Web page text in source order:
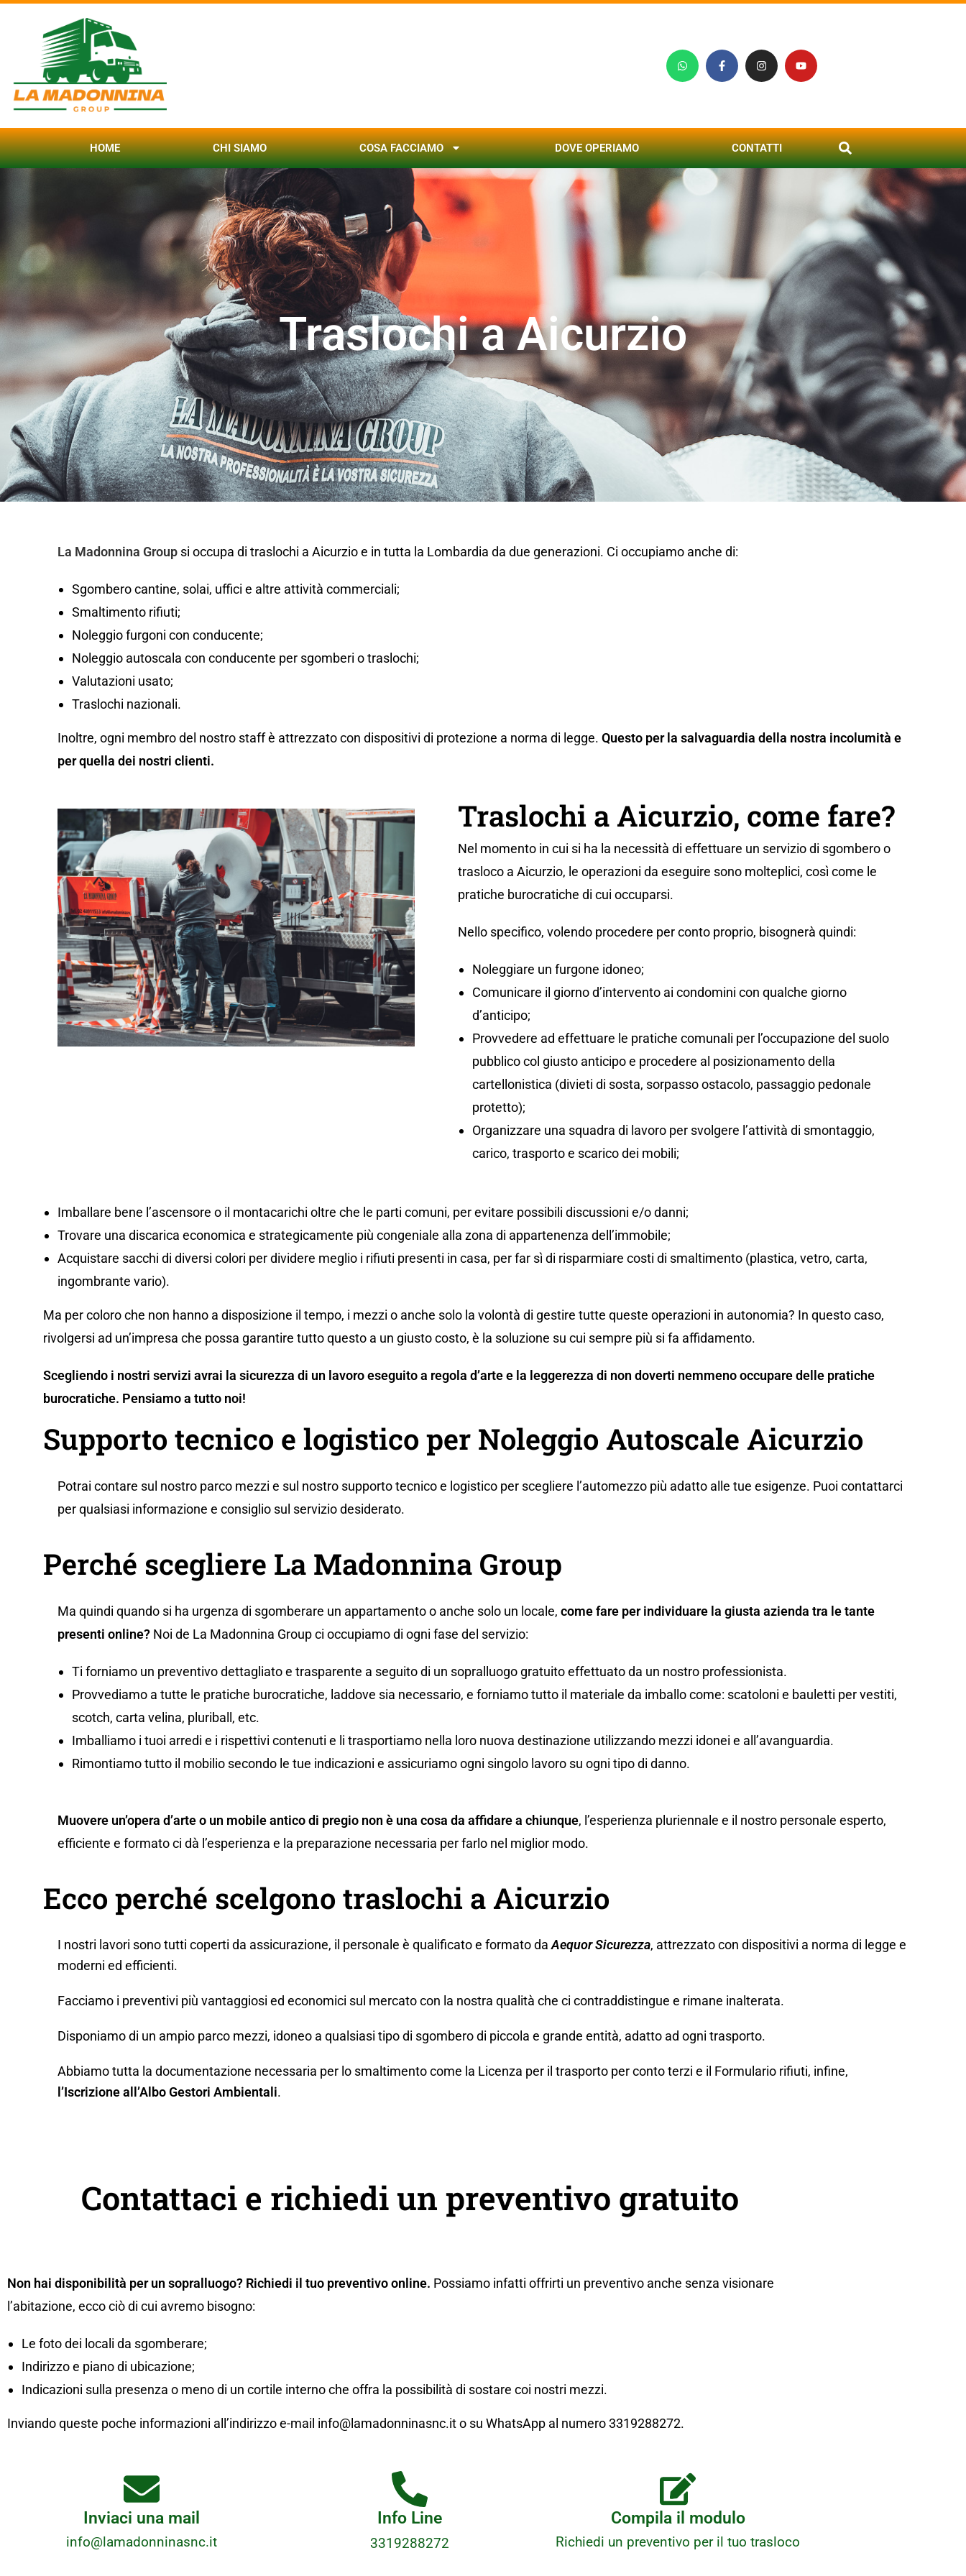
HOME CHI SIAMO COSA FACCIAMO DOVE OPERIAMO CONTATTI
Traslochi a Aicurzio
La Madonnina Group si occupa di traslochi a Aicurzio e in tutta la Lombardia da due generazioni. Ci occupiamo anche di:
Sgombero cantine, solai, uffici e altre attività commerciali;
Smaltimento rifiuti;
Noleggio furgoni con conducente;
Noleggio autoscala con conducente per sgomberi o traslochi;
Valutazioni usato;
Traslochi nazionali.
Inoltre, ogni membro del nostro staff è attrezzato con dispositivi di protezione a norma di legge. Questo per la salvaguardia della nostra incolumità e
per quella dei nostri clienti.
Traslochi a Aicurzio, come fare?
Nel momento in cui si ha la necessità di effettuare un servizio di sgombero o
trasloco a Aicurzio, le operazioni da eseguire sono molteplici, così come le
pratiche burocratiche di cui occuparsi.
Nello specifico, volendo procedere per conto proprio, bisognerà quindi:
Noleggiare un furgone idoneo;
Comunicare il giorno d’intervento ai condomini con qualche giorno
d’anticipo;
Provvedere ad effettuare le pratiche comunali per l’occupazione del suolo
pubblico col giusto anticipo e procedere al posizionamento della
cartellonistica (divieti di sosta, sorpasso ostacolo, passaggio pedonale
protetto);
Organizzare una squadra di lavoro per svolgere l’attività di smontaggio,
carico, trasporto e scarico dei mobili;
Imballare bene l’ascensore o il montacarichi oltre che le parti comuni, per evitare possibili discussioni e/o danni;
Trovare una discarica economica e strategicamente più congeniale alla zona di appartenenza dell’immobile;
Acquistare sacchi di diversi colori per dividere meglio i rifiuti presenti in casa, per far sì di risparmiare costi di smaltimento (plastica, vetro, carta,
ingombrante vario).
Ma per coloro che non hanno a disposizione il tempo, i mezzi o anche solo la volontà di gestire tutte queste operazioni in autonomia? In questo caso,
rivolgersi ad un’impresa che possa garantire tutto questo a un giusto costo, è la soluzione su cui sempre più si fa affidamento.
Scegliendo i nostri servizi avrai la sicurezza di un lavoro eseguito a regola d’arte e la leggerezza di non doverti nemmeno occupare delle pratiche
burocratiche. Pensiamo a tutto noi!
Supporto tecnico e logistico per Noleggio Autoscale Aicurzio
Potrai contare sul nostro parco mezzi e sul nostro supporto tecnico e logistico per scegliere l’automezzo più adatto alle tue esigenze. Puoi contattarci
per qualsiasi informazione e consiglio sul servizio desiderato.
Perché scegliere La Madonnina Group
Ma quindi quando si ha urgenza di sgomberare un appartamento o anche solo un locale, come fare per individuare la giusta azienda tra le tante
presenti online? Noi de La Madonnina Group ci occupiamo di ogni fase del servizio:
Ti forniamo un preventivo dettagliato e trasparente a seguito di un sopralluogo gratuito effettuato da un nostro professionista.
Provvediamo a tutte le pratiche burocratiche, laddove sia necessario, e forniamo tutto il materiale da imballo come: scatoloni e bauletti per vestiti,
scotch, carta velina, pluriball, etc.
Imballiamo i tuoi arredi e i rispettivi contenuti e li trasportiamo nella loro nuova destinazione utilizzando mezzi idonei e all’avanguardia.
Rimontiamo tutto il mobilio secondo le tue indicazioni e assicuriamo ogni singolo lavoro su ogni tipo di danno.
Muovere un’opera d’arte o un mobile antico di pregio non è una cosa da affidare a chiunque, l’esperienza pluriennale e il nostro personale esperto,
efficiente e formato ci dà l’esperienza e la preparazione necessaria per farlo nel miglior modo.
Ecco perché scelgono traslochi a Aicurzio
I nostri lavori sono tutti coperti da assicurazione, il personale è qualificato e formato daAequor Sicurezza, attrezzato con dispositivi a norma di legge e
moderni ed efficienti.
Facciamo i preventivi più vantaggiosi ed economici sul mercato con la nostra qualità che ci contraddistingue e rimane inalterata.
Disponiamo di un ampio parco mezzi, idoneo a qualsiasi tipo di sgombero di piccola e grande entità, adatto ad ogni trasporto.
Abbiamo tutta la documentazione necessaria per lo smaltimento come la Licenza per il trasporto per conto terzi e il Formulario rifiuti, infine,
l’Iscrizione all’Albo Gestori Ambientali.
Contattaci e richiedi un preventivo gratuito
Non hai disponibilità per un sopralluogo? Richiedi il tuo preventivo online. Possiamo infatti offrirti un preventivo anche senza visionare
l’abitazione, ecco ciò di cui avremo bisogno:
Le foto dei locali da sgomberare;
Indirizzo e piano di ubicazione;
Indicazioni sulla presenza o meno di un cortile interno che offra la possibilità di sostare coi nostri mezzi.
Inviando queste poche informazioni all’indirizzo e-mail info@lamadonninasnc.it o su WhatsApp al numero 3319288272.
Inviaci una mail
info@lamadonninasnc.it
Info Line
3319288272
Compila il modulo
Richiedi un preventivo per il tuo trasloco